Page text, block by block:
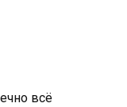
всё